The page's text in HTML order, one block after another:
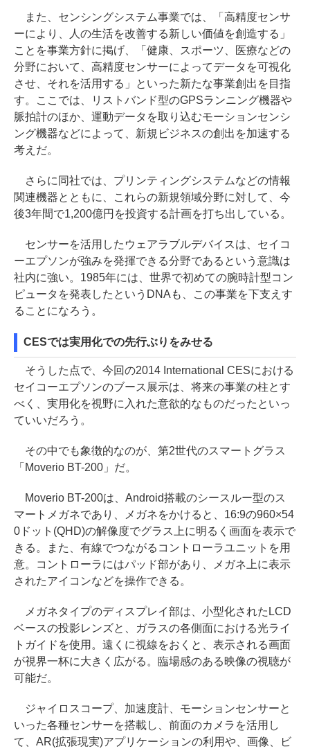
また、センシングシステム事業では、「高精度センサ
ーにより、人の生活を改善する新しい価値を創造する」
ことを事業方針に掲げ、「健康、スポーツ、医療などの
分野において、高精度センサーによってデータを可視化
させ、それを活用する」といった新たな事業創出を目指
す。ここでは、リストバンド型のGPSランニング機器や
脈拍計のほか、運動データを取り込むモーションセンシ
ング機器などによって、新規ビジネスの創出を加速する
考えだ。
さらに同社では、プリンティングシステムなどの情報
関連機器とともに、これらの新規領域分野に対して、今
後3年間で1,200億円を投資する計画を打ち出している。
センサーを活用したウェアラブルデバイスは、セイコ
ーエプソンが強みを発揮できる分野であるという意識は
社内に強い。1985年には、世界で初めての腕時計型コン
ピュータを発表したというDNAも、この事業を下支えす
ることになろう。
CESでは実用化での先行ぶりをみせる
そうした点で、今回の2014 International CESにおける
セイコーエプソンのブース展示は、将来の事業の柱とす
べく、実用化を視野に入れた意欲的なものだったといっ
ていいだろう。
その中でも象徴的なのが、第2世代のスマートグラス
「Moverio BT-200」だ。
Moverio BT-200は、Android搭載のシースルー型のス
マートメガネであり、メガネをかけると、16:9の960×54
0ドット(QHD)の解像度でグラス上に明るく画面を表示で
きる。また、有線でつながるコントローラユニットを用
意。コントローラにはパッド部があり、メガネ上に表示
されたアイコンなどを操作できる。
メガネタイプのディスプレイ部は、小型化されたLCD
ベースの投影レンズと、ガラスの各側面における光ライ
トガイドを使用。遠くに視線をおくと、表示される画面
が視界一杯に大きく広がる。臨場感のある映像の視聴が
可能だ。
ジャイロスコープ、加速度計、モーションセンサーと
いった各種センサーを搭載し、前面のカメラを活用し
て、AR(拡張現実)アプリケーションの利用や、画像、ビ